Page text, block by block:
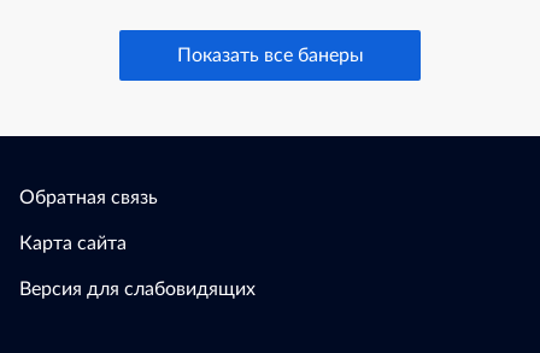
Показать все банеры
Обратная связь
Карта сайта
Версия для слабовидящих